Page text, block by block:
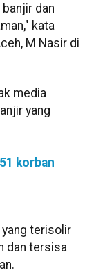
dan
kata
M Nasir di
media
yang
korban
yang terisolir
dan tersisa